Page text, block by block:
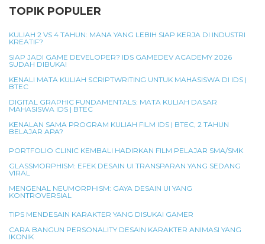
TOPIK POPULER
KULIAH 2 VS 4 TAHUN: MANA YANG LEBIH SIAP KERJA DI INDUSTRI
KREATIF?
SIAP JADI GAME DEVELOPER? IDS GAMEDEV ACADEMY 2026
SUDAH DIBUKA!
KENALI MATA KULIAH SCRIPTWRITING UNTUK MAHASISWA DI IDS |
BTEC
DIGITAL GRAPHIC FUNDAMENTALS: MATA KULIAH DASAR
MAHASISWA IDS | BTEC
KENALAN SAMA PROGRAM KULIAH FILM IDS | BTEC, 2 TAHUN
BELAJAR APA?
PORTFOLIO CLINIC KEMBALI HADIRKAN FILM PELAJAR SMA/SMK
GLASSMORPHISM: EFEK DESAIN UI TRANSPARAN YANG SEDANG
VIRAL
MENGENAL NEUMORPHISM: GAYA DESAIN UI YANG
KONTROVERSIAL
TIPS MENDESAIN KARAKTER YANG DISUKAI GAMER
CARA BANGUN PERSONALITY DESAIN KARAKTER ANIMASI YANG
IKONIK